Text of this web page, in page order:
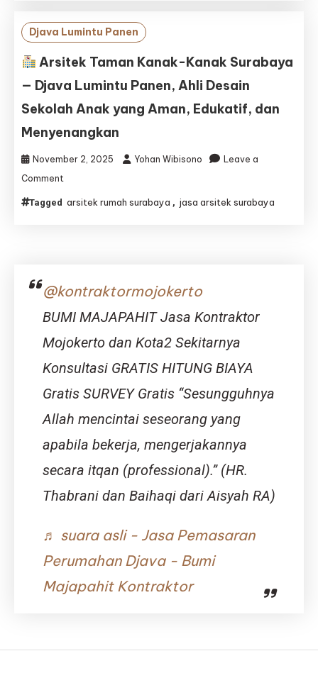
Ruang
Berkumpul
yang
Inspiratif
Bersama
Lumintu
Panen
Djava Lumintu Panen
Arsitek Taman Kanak-Kanak Surabaya
— Djava Lumintu Panen, Ahli Desain
Sekolah Anak yang Aman, Edukatif, dan
Menyenangkan
November 2, 2025 Yohan Wibisono
Leave a
Comment
Arsitek
Djava
Panen,
Ahli
Sekolah
yang
Aman,
dan
Tagged arsitek rumah surabaya , jasa arsitek surabaya
@kontraktormojokerto
BUMI MAJAPAHIT Jasa Kontraktor
Mojokerto dan Kota2 Sekitarnya
Konsultasi GRATIS HITUNG BIAYA
Gratis SURVEY Gratis “Sesungguhnya
Allah mencintai seseorang yang
apabila bekerja, mengerjakannya
secara itqan (professional).” (HR.
Thabrani dan Baihaqi dari Aisyah RA)
♬ suara asli - Jasa Pemasaran
Perumahan Djava - Bumi
Majapahit Kontraktor